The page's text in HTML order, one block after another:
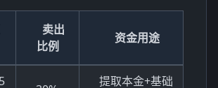
卖出
比例
资金用途
提取本金+基础